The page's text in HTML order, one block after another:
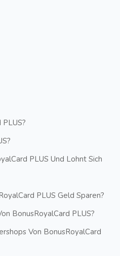
PLUS Und Lohnt Sich
PLUS Geld Sparen?
BonusRoyalCard PLUS?
Von BonusRoyalCard